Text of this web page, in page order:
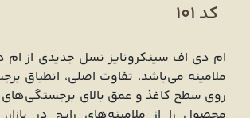
کد 101
ام دی اف سینکرونایز نسل جدیدی از
ملامینه می‌باشد. تفاوت اصلی، انطباق
روی سطح کاغذ و عمق بالای